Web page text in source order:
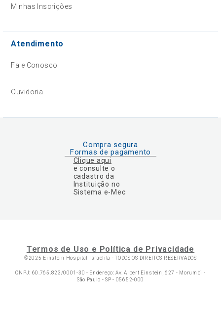
Minhas Inscrições
Atendimento
Fale Conosco
Ouvidoria
Compra segura
Formas de pagamento
Clique aqui
e consulte o
cadastro da
Instituição no
Sistema e-Mec
Termos de Uso e Política de Privacidade
©2025 Einstein Hospital Israelita -TODOS OS DIREITOS RESERVADOS
CNPJ: 60.765.823/0001-30 - Endereço: Av. Albert Einstein, 627 - Morumbi -
São Paulo - SP - 05652-000